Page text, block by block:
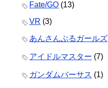
Fate/GO (13)
VR (3)
あんさんぶるガールズ
アイドルマスター (7)
ガンダムバーサス (1)